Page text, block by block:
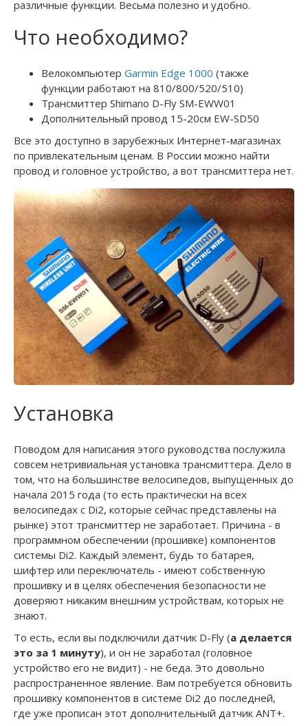
различные функции. Весьма полезно и удобно.
Что необходимо?
Велокомпьютер Garmin Edge 1000 (также
функции работают на 810/800/520/510)
Трансмиттер Shimano D-Fly SM-EWW01
Дополнительный провод 15-20см EW-SD50
Все это доступно в зарубежных Интернет-магазинах
по привлекательным ценам. В России можно найти
провод и головное устройство, а вот трансмиттера нет.
Установка
Поводом для написания этого руководства послужила
совсем нетривиальная установка трансмиттера. Дело в
том, что на большинстве велосипедов, выпущенных до
начала 2015 года (то есть практически на всех
велосипедах с Di2, которые сейчас представлены на
рынке) этот трансмиттер не заработает. Причина - в
программном обеспечении (прошивке) компонентов
системы Di2. Каждый элемент, будь то батарея,
шифтер или переключатель - имеют собственную
прошивку и в целях обеспечения безопасности не
доверяют никаким внешним устройствам, которых не
знают.
То есть, если вы подключили датчик D-Fly (а делается
это за 1 минуту), и он не заработал (головное
устройство его не видит) - не беда. Это довольно
распространенное явление. Вам потребуется обновить
прошивку компонентов в системе Di2 до последней,
где уже прописан этот дополнительный датчик ANT+.